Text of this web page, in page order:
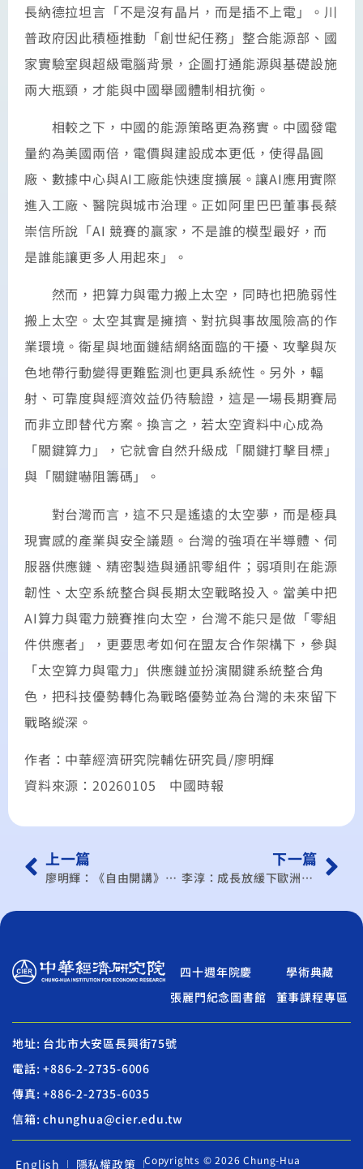
長納德拉坦言「不是沒有晶片，而是插不上電」。川
普政府因此積極推動「創世紀任務」整合能源部、國
家實驗室與超級電腦背景，企圖打通能源與基礎設施
兩大瓶頸，才能與中國舉國體制相抗衡。
相較之下，中國的能源策略更為務實。中國發電
量約為美國兩倍，電價與建設成本更低，使得晶圓
廠、數據中心與AI工廠能快速度擴展。讓AI應用實際
進入工廠、醫院與城市治理。正如阿里巴巴董事長蔡
崇信所說「AI 競賽的贏家，不是誰的模型最好，而
是誰能讓更多人用起來」。
然而，把算力與電力搬上太空，同時也把脆弱性
搬上太空。太空其實是擁擠、對抗與事故風險高的作
業環境。衛星與地面鏈結網絡面臨的干擾、攻擊與灰
色地帶行動變得更難監測也更具系統性。另外，輻
射、可靠度與經濟效益仍待驗證，這是一場長期賽局
而非立即替代方案。換言之，若太空資料中心成為
「關鍵算力」，它就會自然升級成「關鍵打擊目標」
與「關鍵嚇阻籌碼」。
對台灣而言，這不只是遙遠的太空夢，而是極具
現實感的產業與安全議題。台灣的強項在半導體、伺
服器供應鏈、精密製造與通訊零組件；弱項則在能源
韌性、太空系統整合與長期太空戰略投入。當美中把
AI算力與電力競賽推向太空，台灣不能只是做「零組
件供應者」，更要思考如何在盟友合作架構下，參與
「太空算力與電力」供應鏈並扮演關鍵系統整合角
色，把科技優勢轉化為戰略優勢並為台灣的未來留下
戰略縱深。
作者：中華經濟研究院輔佐研究員/廖明輝
資料來源：20260105 中國時報
上一篇
廖明輝：《自由開講》川普打造「黃金艦隊」的挑戰與戰略意涵
下一篇
李淳：成長放緩下歐洲政經的三重考驗
四十週年院慶
學術典藏
張麗門紀念圖書館
董事課程專區
地址: 台北市大安區長興街75號
電話: +886-2-2735-6006
傳真: +886-2-2735-6035
信箱: chunghua@cier.edu.tw
English 隱私權政策
Copyrights © 2026 Chung-Hua